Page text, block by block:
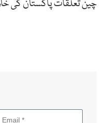
چین تعلقات پاکستان کی